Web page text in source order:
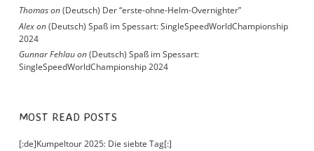
Thomason(Deutsch) Der “erste-ohne-Helm-Overnighter”
Alexon(Deutsch) Spaß im Spessart: SingleSpeedWorldChampionship
2024
Gunnar Fehlauon(Deutsch) Spaß im Spessart:
SingleSpeedWorldChampionship 2024
MOST READ POSTS
[:de]Kumpeltour 2025: Die siebte Tag[:]